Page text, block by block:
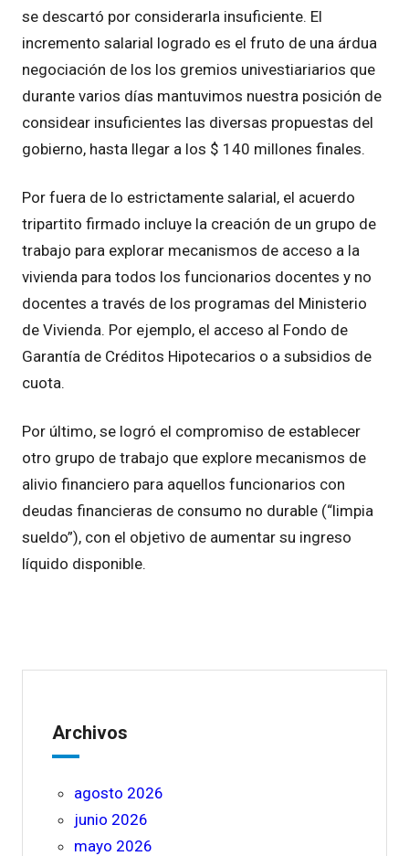
se descartó por considerarla insuficiente. El
incremento salarial logrado es el fruto de una árdua
negociación de los los gremios univestiariarios que
durante varios días mantuvimos nuestra posición de
considear insuficientes las diversas propuestas del
gobierno, hasta llegar a los $ 140 millones finales.
Por fuera de lo estrictamente salarial, el acuerdo
tripartito firmado incluye la creación de un grupo de
trabajo para explorar mecanismos de acceso a la
vivienda para todos los funcionarios docentes y no
docentes a través de los programas del Ministerio
de Vivienda. Por ejemplo, el acceso al Fondo de
Garantía de Créditos Hipotecarios o a subsidios de
cuota.
Por último, se logró el compromiso de establecer
otro grupo de trabajo que explore mecanismos de
alivio financiero para aquellos funcionarios con
deudas financieras de consumo no durable (“limpia
sueldo”), con el objetivo de aumentar su ingreso
líquido disponible.
Archivos
agosto 2026
junio 2026
mayo 2026